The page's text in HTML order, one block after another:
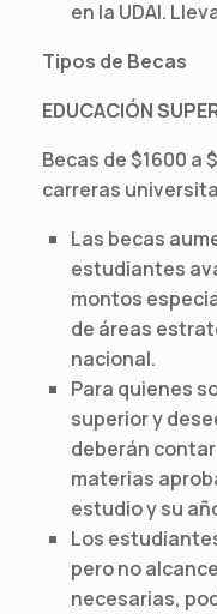
en la UDAI.
Tipos de Becas
EDUCACIÓN
Becas de $1600
carreras
Las becas
estudiantes
montos
de áreas
nacional.
Para quienes
superior y
deberán contar
materias
estudio y su
Los
pero no
necesarias,